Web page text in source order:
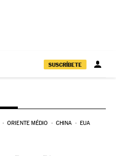
SUSCRÍBETE
ORIENTE MÉDIO CHINA EUA